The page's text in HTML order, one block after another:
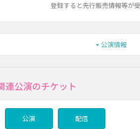
登録すると先行販売情報等が
公演情報
連公演のチケット
公演 配信